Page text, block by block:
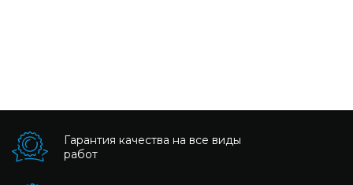
Гарантия качества на все виды
работ